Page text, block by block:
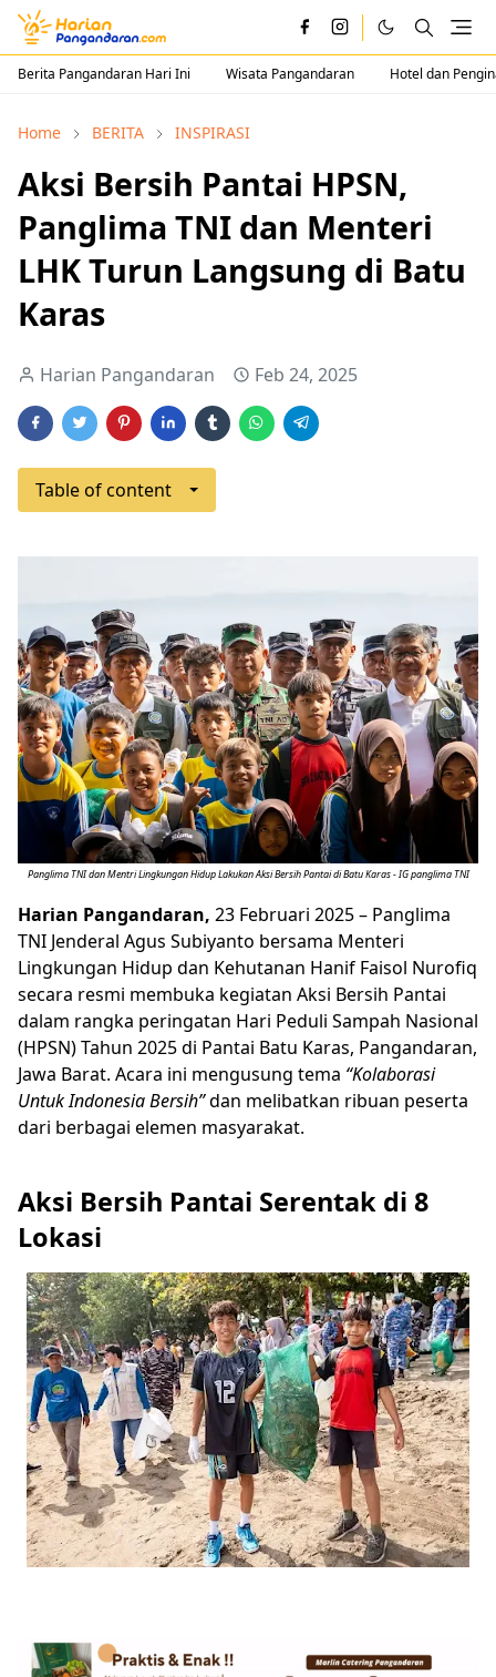
Berita Pangandaran Hari Ini Wisata Pangandaran Hotel dan
Home BERITA INSPIRASI
Aksi Bersih Pantai HPSN,
Panglima TNI dan Menteri
LHK Turun Langsung di Batu
Karas
Harian Pangandaran Feb 24, 2025
Table of content
Panglima TNI dan Mentri Lingkungan Hidup Lakukan Aksi Bersih Pantai di Batu Karas - IG panglima TNI
Harian Pangandaran, 23 Februari 2025 – Panglima
TNI Jenderal Agus Subiyanto bersama Menteri
Lingkungan Hidup dan Kehutanan Hanif Faisol Nurofiq
secara resmi membuka kegiatan Aksi Bersih Pantai
dalam rangka peringatan Hari Peduli Sampah Nasional
(HPSN) Tahun 2025 di Pantai Batu Karas, Pangandaran,
Jawa Barat. Acara ini mengusung tema “Kolaborasi
Untuk Indonesia Bersih”dan melibatkan ribuan peserta
dari berbagai elemen masyarakat.
Aksi Bersih Pantai Serentak di 8
Lokasi